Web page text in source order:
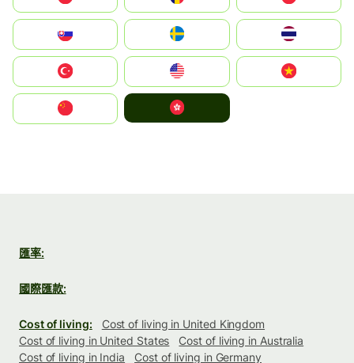
United States
中國香港特別行政區
匯率:
國際匯款:
Cost of living:
Cost of living in United Kingdom
Cost of living in United States
Cost of living in Australia
Cost of living in India
Cost of living in Germany